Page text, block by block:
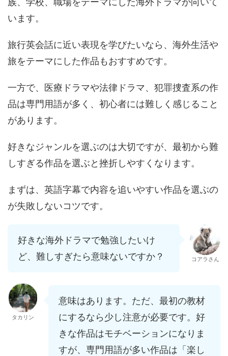
います。
旅行英会話に近い表現を学びたいなら、海外生活や
旅をテーマにした作品もおすすめです。
一方で、医療ドラマや法律ドラマ、犯罪捜査系の作
品は専門用語が多く、初心者には難しく感じること
があります。
好きなジャンルを選ぶのは大切ですが、最初から難
しすぎる作品を選ぶと挫折しやすくなります。
まずは、英語字幕で内容を追いやすい作品を選ぶの
が失敗しないコツです。
好きな海外ドラマで勉強したいけ
ど、難しすぎたら意味ないですか？
コアラさん
タカリン
意味はあります。ただ、最初の教材
にするなら少し注意が必要です。好
きな作品はモチベーションになりま
すが、専門用語が多い作品は「楽し